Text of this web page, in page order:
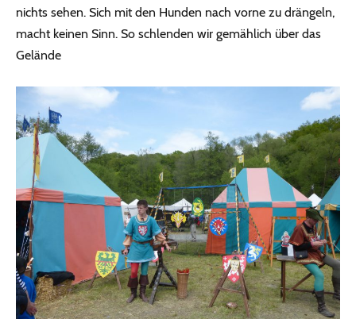
nichts sehen. Sich mit den Hunden nach vorne zu drängeln,
macht keinen Sinn. So schlenden wir gemählich über das
Gelände